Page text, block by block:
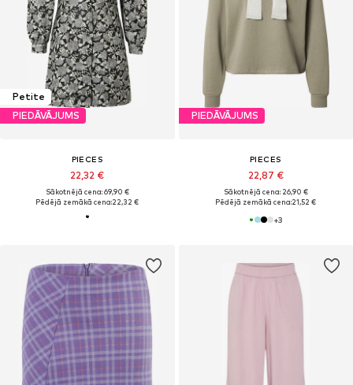
Petite
PIEDĀVĀJUMS
PIECES
22,32 €
Sākotnējā cena: 69,90 €
Pēdējā zemākā cena:22,32 €
PIEDĀVĀJUMS
PIECES
22,87 €
Sākotnējā cena: 26,90 €
Pēdējā zemākā cena:21,52 €
+3